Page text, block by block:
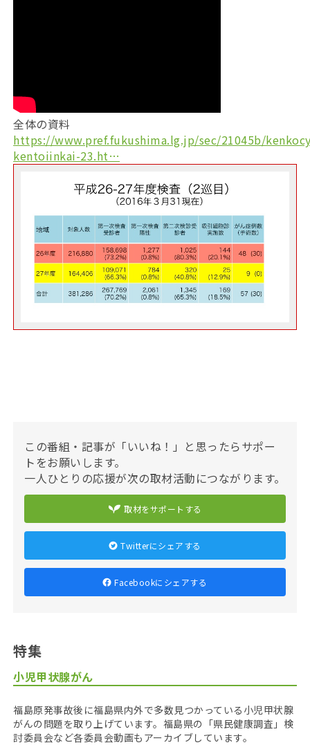
全体の資料
https://www.pref.fukushima.lg.jp/sec/21045b/
kentoiinkai-23.ht…
この番組・記事が「いいね！」と思ったらサポー
トをお願いします。
一人ひとりの応援が次の取材活動につながります。
取材をサポートする
Twitterにシェアする
Facebookにシェアする
特集
小児甲状腺がん
福島原発事故後に福島県内外で多数見つかっている小児甲状腺
がんの問題を取り上げています。福島県の「県民健康調査」検
討委員会など各委員会動画もアーカイブしています。